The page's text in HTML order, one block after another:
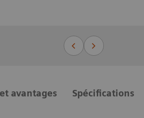
avantages Spécifications